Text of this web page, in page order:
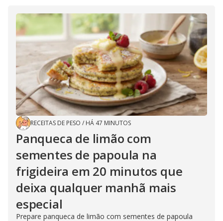
RECEITAS DE PESO / HÁ 47 MINUTOS
Panqueca de limão com
sementes de papoula na
frigideira em 20 minutos que
deixa qualquer manhã mais
especial
Prepare panqueca de limão com sementes de papoula